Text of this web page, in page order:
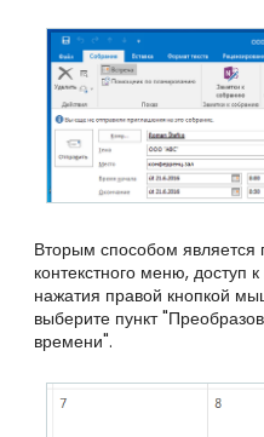
Вторым способом является
контекстного меню, доступ
нажатия правой кнопкой
выберите пункт
времени".